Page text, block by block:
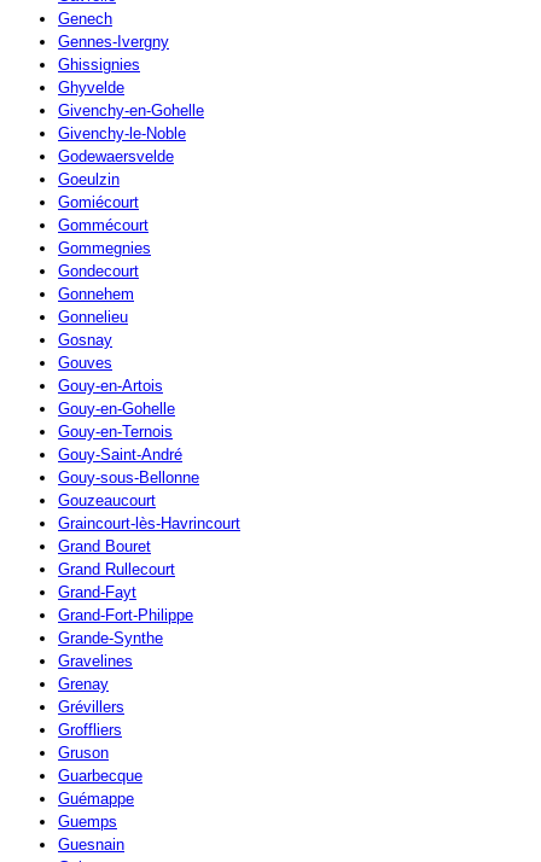
Genech
Gennes-Ivergny
Ghissignies
Ghyvelde
Givenchy-en-Gohelle
Givenchy-le-Noble
Godewaersvelde
Goeulzin
Gomiécourt
Gommécourt
Gommegnies
Gondecourt
Gonnehem
Gonnelieu
Gosnay
Gouves
Gouy-en-Artois
Gouy-en-Gohelle
Gouy-en-Ternois
Gouy-Saint-André
Gouy-sous-Bellonne
Gouzeaucourt
Graincourt-lès-Havrincourt
Grand Bouret
Grand Rullecourt
Grand-Fayt
Grand-Fort-Philippe
Grande-Synthe
Gravelines
Grenay
Grévillers
Groffliers
Gruson
Guarbecque
Guémappe
Guemps
Guesnain